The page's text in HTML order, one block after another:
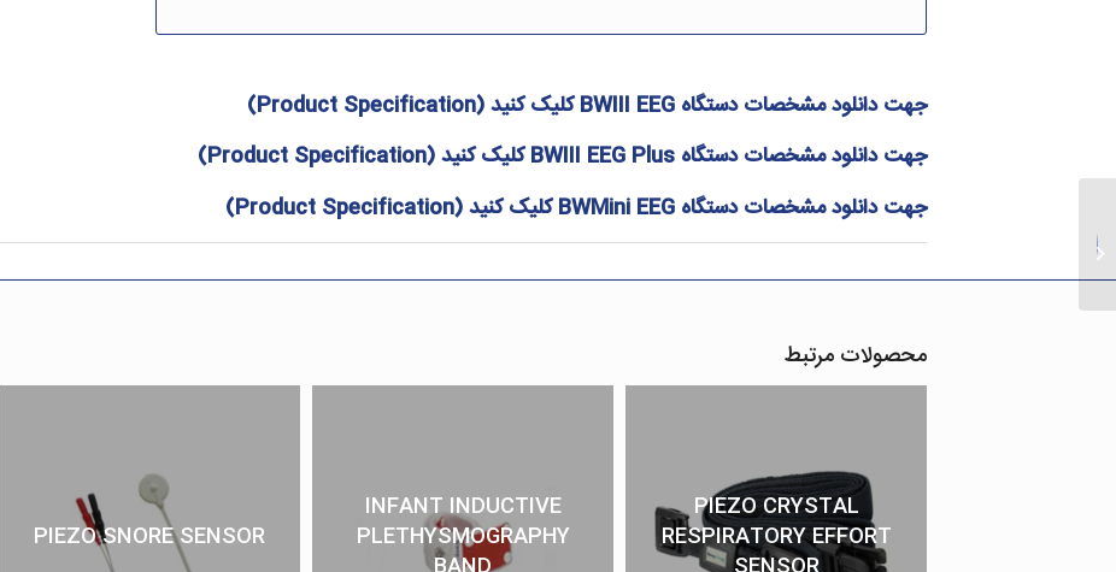
جهت دانلود مشخصات دستگاه BWIII EEGکلیک کنید (Product Specification
)
جهت دانلود مشخصات دستگاه BWIII EEG Plusکلیک کنید (Product Specification
)
جهت دانلود مشخصات دستگاه BWMini EEGکلیک کنید (Product Specification
)
محصولات مرتبط
PIEZO CRYSTAL
RESPIRATORY EFFORT
INFANT INDUCTIVE
PLETHYSMOGRAPHY
PIEZO SNORE SENSOR
EEG wire